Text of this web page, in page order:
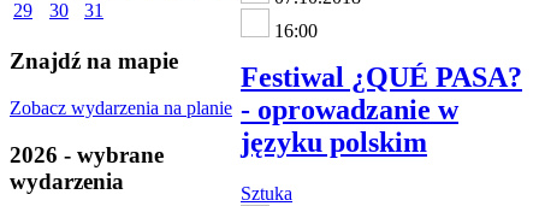
29
30 31
Znajdź na mapie
Zobacz wydarzenia na planie
2026 - wybrane
wydarzenia
16:00
Festiwal ¿QUÉ PASA?
- oprowadzanie w
języku polskim
Sztuka